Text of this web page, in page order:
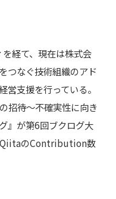
経て、現在は株式会
つなぐ技術組織のアド
営支援を行っている。
招待～不確実性に向き
』が第6回ブクログ大
QiitaのContribution数